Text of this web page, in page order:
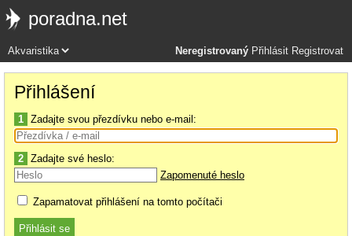
poradna.net
Neregistrovaný Přihlásit Registrovat
Přihlášení
1 Zadajte svou přezdívku nebo e-mail:
2 Zadajte své heslo:
Zapomenuté heslo
Zapamatovat přihlášení na tomto počítači